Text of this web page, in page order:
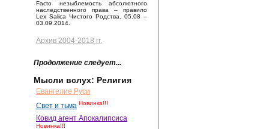
Facto незыблемость абсолютного
наследственного права – правило
Lex Salica Чистого Родства. 05.08 –
03.09.2014.
Архив 2004-2018 гг.
Продолжение следует...
Мысли вслух: Религия
Евангелие Руси
Свет и тьма Новинка!!!
Ковид агент Апокалипсиса
Новинка!!!